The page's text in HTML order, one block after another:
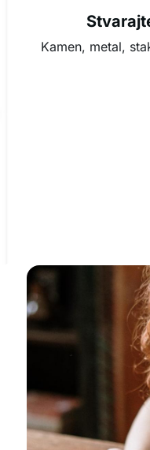
Kamen, metal,